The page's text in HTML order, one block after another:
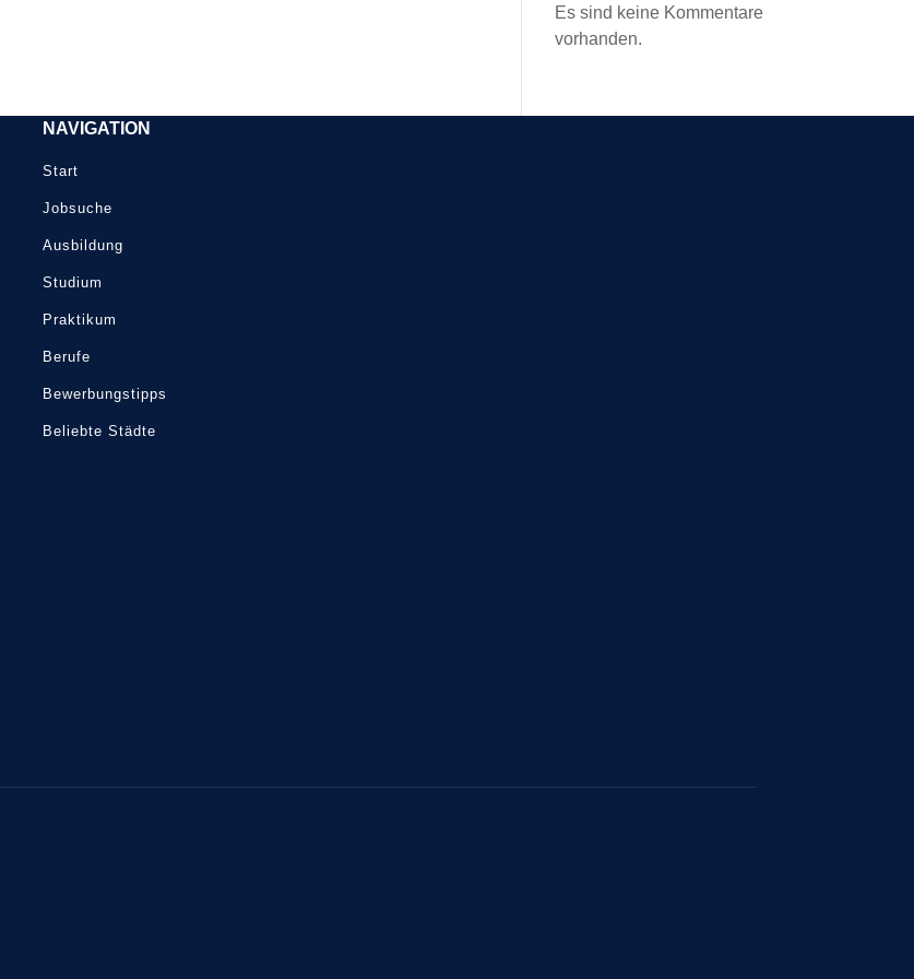
Es sind keine Kommentare
vorhanden.
NAVIGATION
Start
Jobsuche
Ausbildung
Studium
Praktikum
Berufe
Bewerbungstipps
Beliebte Städte